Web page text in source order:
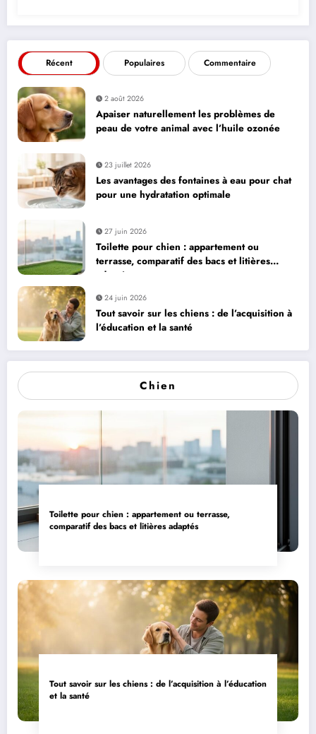
Récent Populaires Commentaire
2 août 2026
Apaiser naturellement les problèmes de
peau de votre animal avec l’huile ozonée
23 juillet 2026
Les avantages des fontaines à eau pour chat
pour une hydratation optimale
27 juin 2026
Toilette pour chien : appartement ou
terrasse, comparatif des bacs et litières
adaptés
24 juin 2026
Tout savoir sur les chiens : de l’acquisition à
l’éducation et la santé
Chien
Toilette pour chien : appartement ou terrasse,
comparatif des bacs et litières adaptés
Tout savoir sur les chiens : de l’acquisition à l’éducation
et la santé